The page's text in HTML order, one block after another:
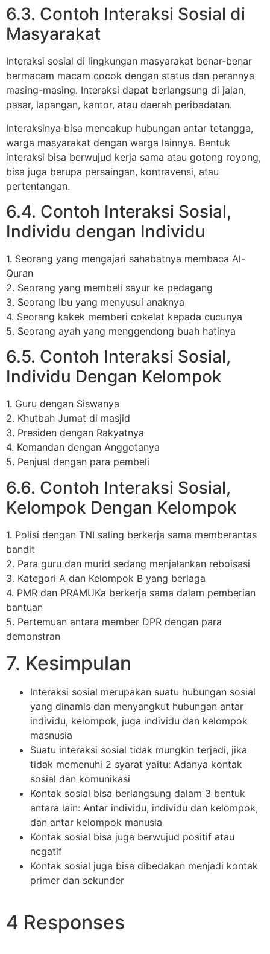
6.3. Contoh Interaksi Sosial di
Masyarakat
Interaksi sosial di lingkungan masyarakat benar-benar
bermacam macam cocok dengan status dan perannya
masing-masing. Interaksi dapat berlangsung di jalan,
pasar, lapangan, kantor, atau daerah peribadatan.
Interaksinya bisa mencakup hubungan antar tetangga,
warga masyarakat dengan warga lainnya. Bentuk
interaksi bisa berwujud kerja sama atau gotong royong,
bisa juga berupa persaingan, kontravensi, atau
pertentangan.
6.4. Contoh Interaksi Sosial,
Individu dengan Individu
1. Seorang yang mengajari sahabatnya membaca Al-
Quran
2. Seorang yang membeli sayur ke pedagang
3. Seorang Ibu yang menyusui anaknya
4. Seorang kakek memberi cokelat kepada cucunya
5. Seorang ayah yang menggendong buah hatinya
6.5. Contoh Interaksi Sosial,
Individu Dengan Kelompok
1. Guru dengan Siswanya
2. Khutbah Jumat di masjid
3. Presiden dengan Rakyatnya
4. Komandan dengan Anggotanya
5. Penjual dengan para pembeli
6.6. Contoh Interaksi Sosial,
Kelompok Dengan Kelompok
1. Polisi dengan TNI saling berkerja sama memberantas
bandit
2. Para guru dan murid sedang menjalankan reboisasi
3. Kategori A dan Kelompok B yang berlaga
4. PMR dan PRAMUKa berkerja sama dalam pemberian
bantuan
5. Pertemuan antara member DPR dengan para
demonstran
7. Kesimpulan
Interaksi sosial merupakan suatu hubungan sosial
yang dinamis dan menyangkut hubungan antar
individu, kelompok, juga individu dan kelompok
masnusia
Suatu interaksi sosial tidak mungkin terjadi, jika
tidak memenuhi 2 syarat yaitu: Adanya kontak
sosial dan komunikasi
Kontak sosial bisa berlangsung dalam 3 bentuk
antara lain: Antar individu, individu dan kelompok,
dan antar kelompok manusia
Kontak sosial bisa juga berwujud positif atau
negatif
Kontak sosial juga bisa dibedakan menjadi kontak
primer dan sekunder
4 Responses